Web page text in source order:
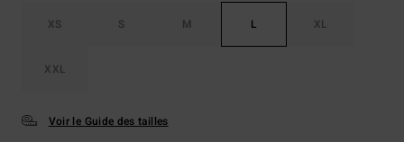
XS S M L XL
XXL
Voir le Guide des tailles